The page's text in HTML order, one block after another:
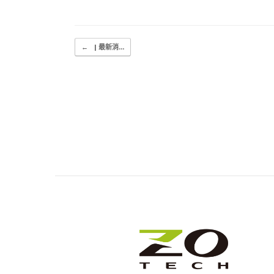
Post navigation
← | 最新消...